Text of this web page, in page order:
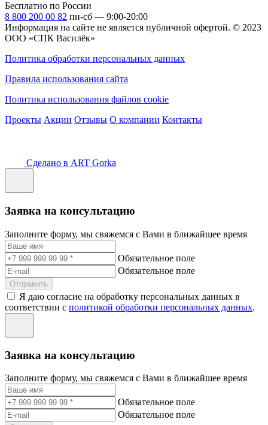
Бесплатно по России
8 800 200 00 82 пн-сб — 9:00-20:00
Информация на сайте не является публичной офертой. © 2023
ООО «СПК Василёк»
Политика обработки персональных данных
Правила использования сайта
Политика использования файлов cookie
Проекты Акции Отзывы О компании Контакты
Сделано в ART Gorka
Заявка на консультацию
Заполните форму, мы свяжемся с Вами в ближайшее время
Обязательное поле
Обязательное поле
Отправить
Я даю согласие на обработку персональных данных в
соответствии с политикой обработки персональных данных.
Заявка на консультацию
Заполните форму, мы свяжемся с Вами в ближайшее время
Обязательное поле
Обязательное поле